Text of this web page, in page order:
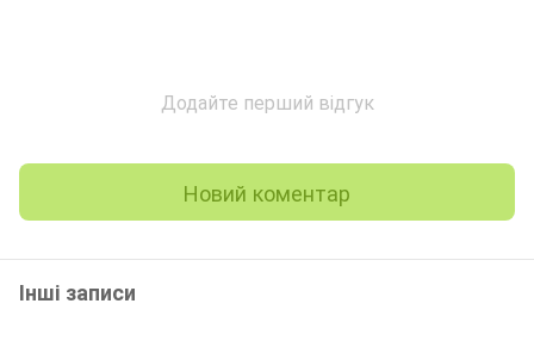
Додайте перший відгук
Новий коментар
Інші записи